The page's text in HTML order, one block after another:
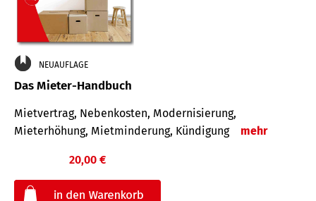
NEUAUFLAGE
Das Mieter-Handbuch
Mietvertrag, Nebenkosten, Modernisierung,
Mieterhöhung, Mietminderung, Kündigung
mehr
20,00 €